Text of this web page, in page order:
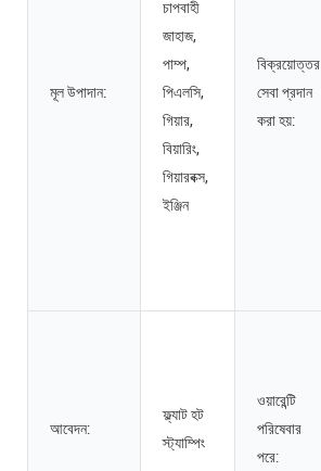
মূল উপাদান:
চাপবাহী
জাহাজ,
পাম্প,
পিএলসি,
গিয়ার,
বিয়ারিং,
গিয়ারবক্স,
ইঞ্জিন
বিক্রয়োত্তর
সেবা প্রদান
করা হয়:
আবেদন:
ফ্ল্যাট হট
স্ট্যাম্পিং
ওয়ারেন্টি
পরিষেবার
পরে: